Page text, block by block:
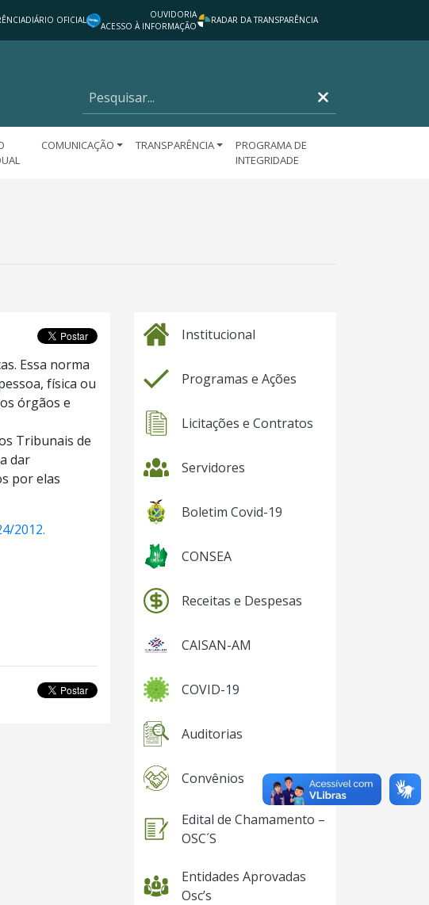
DIÁRIO OFICIAL
OUVIDORIA
ACESSO À INFORMAÇÃO
RADAR DA TRANSPARÊNCIA
COMUNICAÇÃO TRANSPARÊNCIA
PROGRAMA DE
INTEGRIDADE
Institucional
Programas e Ações
Licitações e Contratos
Servidores
Boletim Covid-19
CONSEA
Receitas e Despesas
CAISAN-AM
COVID-19
Auditorias
Convênios
Edital de Chamamento –
OSC´S
Entidades Aprovadas
Osc’s
Essa norma
física ou
órgãos e
Tribunais de
dar
por elas
2012.